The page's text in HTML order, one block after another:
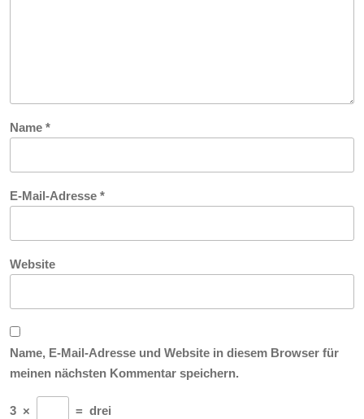
Name *
E-Mail-Adresse *
Website
Name, E-Mail-Adresse und Website in diesem Browser für
meinen nächsten Kommentar speichern.
3 × = drei